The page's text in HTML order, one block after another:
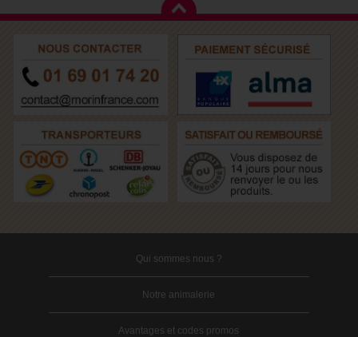
Qui sommes nous ?
Notre animalerie
Avantages et codes promos